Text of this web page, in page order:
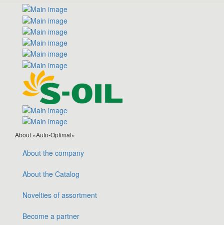
About «Auto-Optimal»
About the company
About the Catalog
Novelties of assortment
Become a partner